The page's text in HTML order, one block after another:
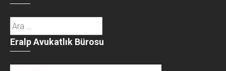
Arama:
Eralp Avukatlık Bürosu